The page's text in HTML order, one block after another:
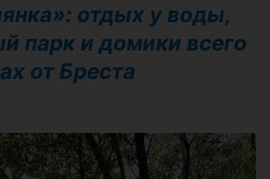
отдых у воды,
парк и домики всего
от Бреста